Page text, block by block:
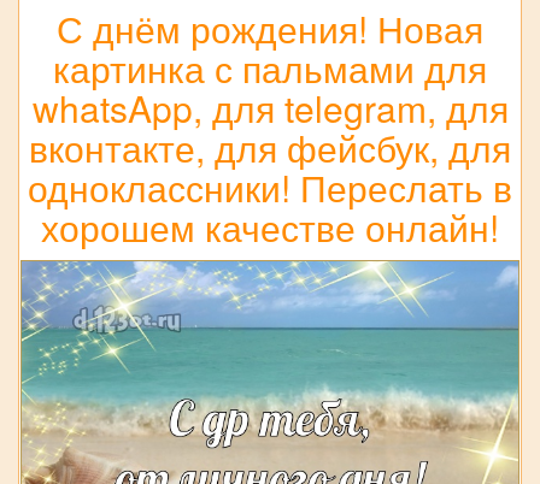
С днём рождения! Новая
картинка с пальмами для
whatsApp, для telegram, для
вконтакте, для фейсбук, для
одноклассники! Переслать в
хорошем качестве онлайн!